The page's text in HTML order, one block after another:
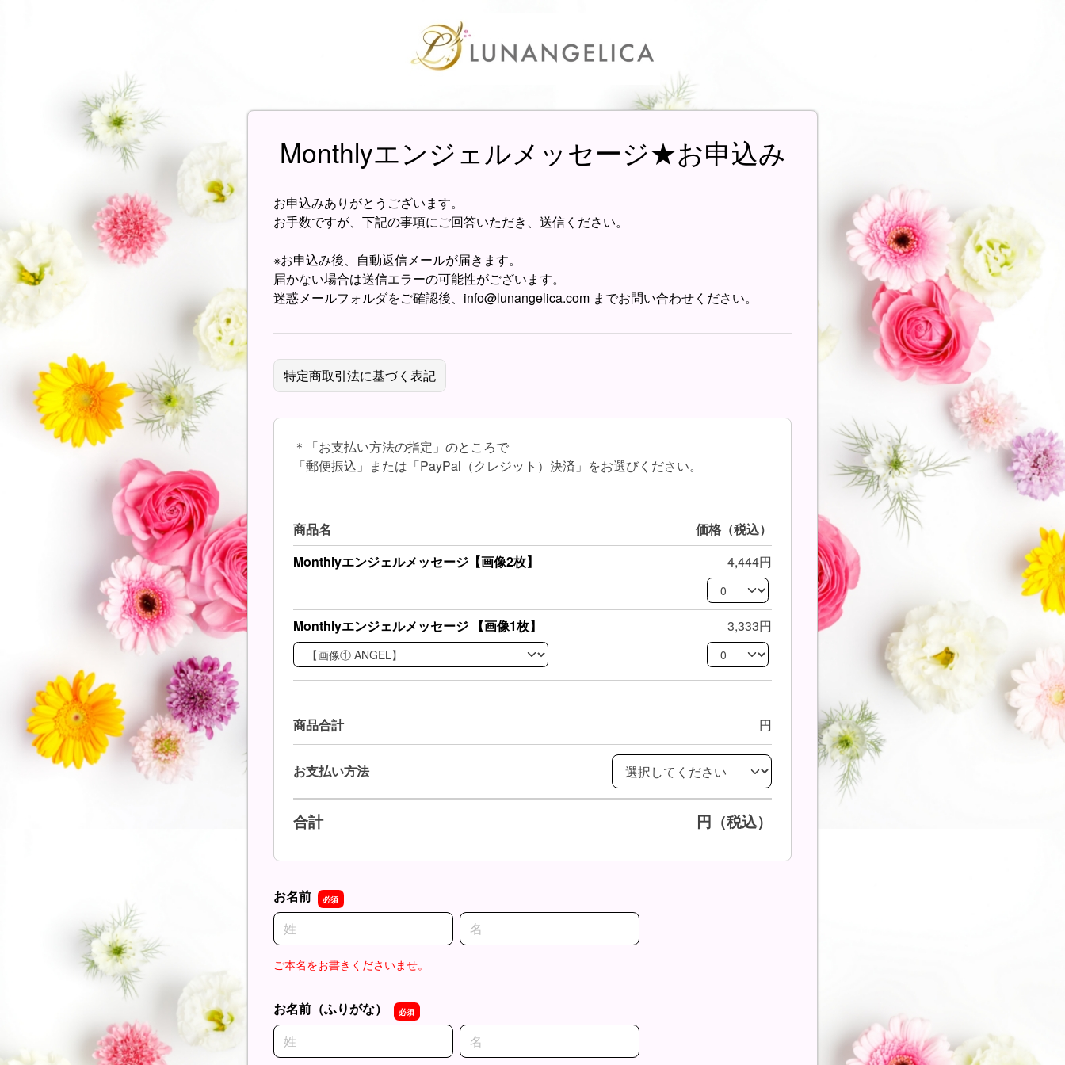
Monthlyエンジェルメッセージ★お申込み
お申込みありがとうございます。
お手数ですが、下記の事項にご回答いただき、送信ください。
※お申込み後、自動返信メールが届きます。
届かない場合は送信エラーの可能性がございます。
迷惑メールフォルダをご確認後、info@lunangelica.com までお問い合わせください。
特定商取引法に基づく表記
＊「お支払い方法の指定」のところで
「郵便振込」または「PayPal（クレジット）決済」をお選びください。
商品名
価格（税込）
Monthlyエンジェルメッセージ【画像2枚】
4,444円
Monthlyエンジェルメッセージ 【画像1枚】 3,333円
商品合計 円
お支払い方法
合計 円（税込）
お名前
名前の姓
名前の名
ご本名をお書きくださいませ。
お名前（ふりがな）
名前の姓
名前の名